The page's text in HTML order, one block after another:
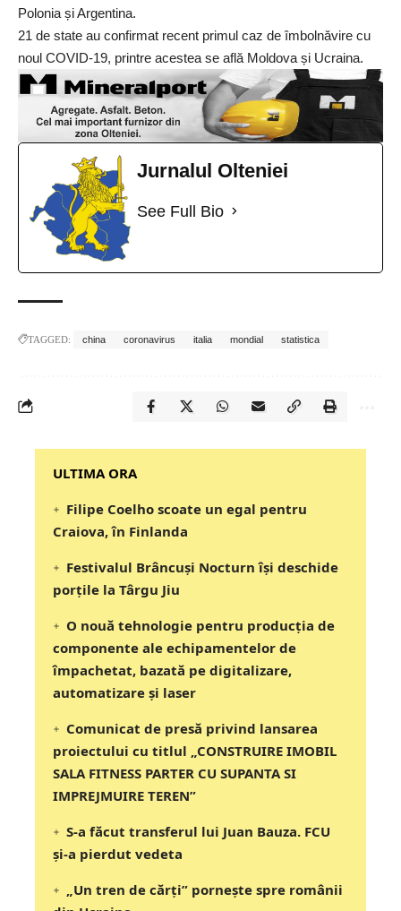
Polonia și Argentina.
21 de state au confirmat recent primul caz de îmbolnăvire cu
noul COVID-19, printre acestea se află Moldova și Ucraina.
Jurnalul Olteniei
See Full Bio
TAGGED: china coronavirus italia mondial statistica
‎‎‎‎‎‎‎ULTIMA ORA
Filipe Coelho scoate un egal pentru
Craiova, în Finlanda
Festivalul Brâncuși Nocturn își deschide
porțile la Târgu Jiu
O nouă tehnologie pentru producția de
componente ale echipamentelor de
împachetat, bazată pe digitalizare,
automatizare și laser
Comunicat de presă privind lansarea
proiectului cu titlul „CONSTRUIRE IMOBIL
SALA FITNESS PARTER CU SUPANTA SI
IMPREJMUIRE TEREN”
S-a făcut transferul lui Juan Bauza. FCU
și-a pierdut vedeta
„Un tren de cărți” pornește spre românii